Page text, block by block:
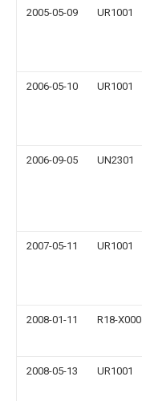
2005-05-09 UR1001
2006-05-10 UR1001
2006-09-05 UN2301
2007-05-11 UR1001
2008-01-11 R18-X000
2008-05-13 UR1001